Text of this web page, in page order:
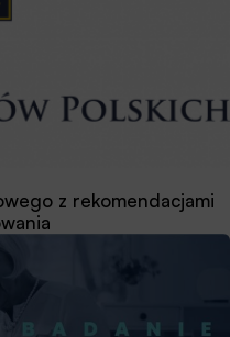
z rekomendacjami